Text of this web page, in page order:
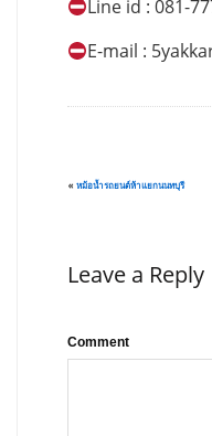
Line id : 081-
E-mail :
« หม้อน้ำรถยนต์ห้าแยกนนทบุรี
Leave a Reply
Comment